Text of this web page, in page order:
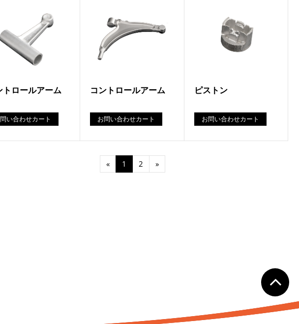
トロールアーム
い合わせカート
コントロールアーム
お問い合わせカート
ピストン
お問い合わせカート
« 1 2 »